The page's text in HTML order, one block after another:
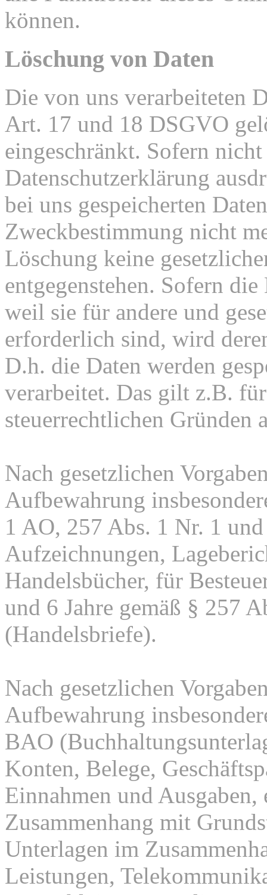
können.
Löschung von Daten
Die von uns verarbeiteten
Art. 17 und 18 DSGVO
eingeschränkt. Sofern
Datenschutzerklärung
bei uns gespeicherten
Zweckbestimmung nicht
Löschung keine
entgegenstehen. Sofern
weil sie für andere und
erforderlich sind, wird
D.h. die Daten werden
verarbeitet. Das gilt z.B.
steuerrechtlichen Gründen
Nach gesetzlichen
Aufbewahrung
1 AO, 257 Abs. 1 Nr. 1
Aufzeichnungen,
Handelsbücher, für
und 6 Jahre gemäß § 257
(Handelsbriefe).
Nach gesetzlichen
Aufbewahrung
BAO
Konten, Belege,
Einnahmen und
Zusammenhang mit
Unterlagen im
Leistungen,